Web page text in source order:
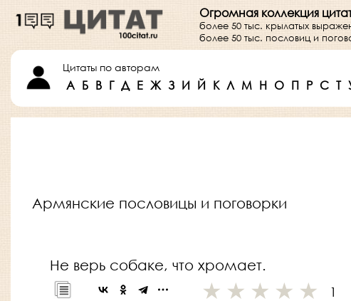
Огромная коллекция
более 50 тыс. крылатых
более 50 тыс. пословиц и
Цитаты по авторам
А Б В Г Д Е Ж З И Й К Л М Н О П Р С Т
Армянские пословицы и поговорки
Не верь собаке, что хромает.
1